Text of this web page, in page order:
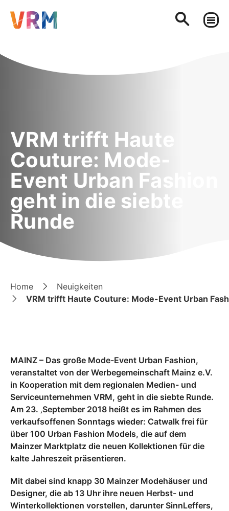
VRM trifft Haute
Couture: Mode-
Event Urban Fashion
geht in die siebte
Runde
Home
Neuigkeiten
VRM trifft Haute Couture: Mode-Event Urban
MAINZ – Das große Mode-Event Urban Fashion,
veranstaltet von der Werbegemeinschaft Mainz e.V.
in Kooperation mit dem regionalen Medien- und
Serviceunternehmen VRM, geht in die siebte Runde.
Am 23. ‚September 2018 heißt es im Rahmen des
verkaufsoffenen Sonntags wieder: Catwalk frei für
über 100 Urban Fashion Models, die auf dem
Mainzer Marktplatz die neuen Kollektionen für die
kalte Jahreszeit präsentieren.
Mit dabei sind knapp 30 Mainzer Modehäuser und
Designer, die ab 13 Uhr ihre neuen Herbst- und
Winterkollektionen vorstellen, darunter SinnLeffers,